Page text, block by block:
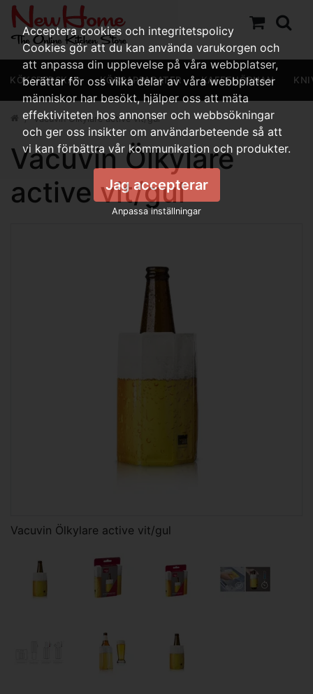
KÖKSREDSKAP KÖKSAPPARATER KAFFEHÖRNAN
Vacuvin Ölkylare active vit/gul
Vacuvin Ölkylare
active vit/gul
Vacuvin Ölkylare active vit/gul
Acceptera cookies och integritetspolicy
Cookies gör att du kan använda varukorgen och
att anpassa din upplevelse på våra webbplatser,
berättar för oss vilka delar av våra webbplatser
människor har besökt, hjälper oss att mäta
effektiviteten hos annonser och webbsökningar
och ger oss insikter om användarbeteende så att
vi kan förbättra vår kommunikation och produkter.
Jag accepterar
Anpassa inställningar